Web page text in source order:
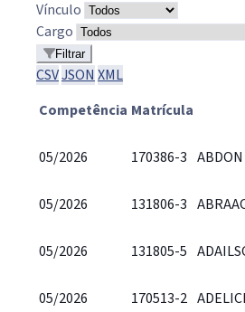
Vínculo
Cargo
Filtrar
CSVJSONXML
Competência Matrícula
05/2026
170386-3
05/2026 131806-3
05/2026 131805-5
05/2026 170513-2